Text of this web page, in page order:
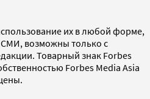
их в любой форме,
СМИ, возможны только с
Товарный знак Forbes
Forbes Media Asia